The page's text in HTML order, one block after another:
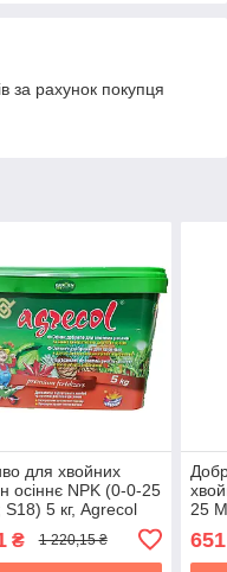
за рахунок покупця
для хвойних
осіннє NPK (0-0-25
S18) 5 кг, Agrecol
₴ 1 220,15 ₴
25
651